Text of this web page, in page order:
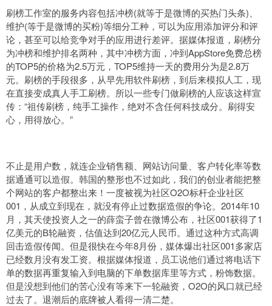
刷榜工作室的服务内容包括冲榜(就等于是微博的买热门头条)、
维护(等于是微博的买粉)等细分工种，可以为应用添加评分和评
论，甚至可以给竞争对手的应用进行差评。据媒体报道，刷榜分
为冲榜和维护排名两种，其中冲榜方面，冲到AppStore免费总榜
的TOP5的价格为2.5万元，TOP5维持一天的费用分为是2.8万
元。刷榜的手段很多，从早先用软件刷榜，到后来模拟人工，现
在直接变成真人手工刷榜。所以一些专门做刷榜的人应该这样宣
传：“祖传刷榜，纯手工操作，绝对不含任何科技成分。刷得安
心，用得放心。”
不止是用户数，就连企业销售额、网站访问量、客户转化率等数
据通通可以造假。韩国的整形也不过如此，我们的创业者能把整
个网站的客户都整出来！一度被视为社区O2O标杆企业社区
001，从成立到现在，就没有停止过数据造假的争论。2014年10
月，其天使投资人之一的薛蛮子曾在微博公布，社区001获得了1
亿美元的B轮融资，估值达到20亿元人民币。通过这种方式高调
回击造假传闻。但是很快在今年8月份，媒体爆出社区001多家店
已经数月没有发工资。根据媒体报道，员工说他们通过将电话下
单的数据再重复输入到电脑的下单数据库里等方式，粉饰数据。
但是没想到他们的苦心没有等来下一轮融资，O2O的风口就已经
过去了。退潮后的底牌被人看得一清二楚。